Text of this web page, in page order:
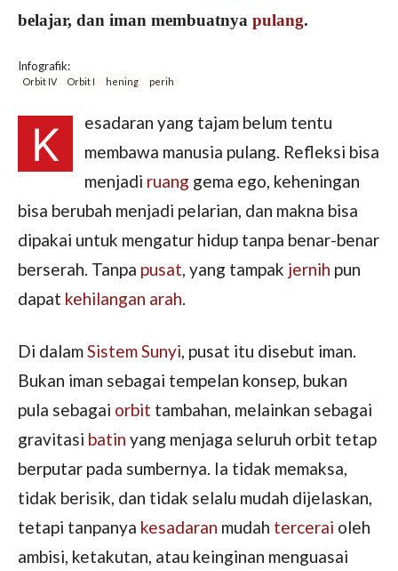
belajar, dan iman membuatnya pulang.
Infografik:
Orbit IV Orbit I hening perih
K
esadaran yang tajam belum tentu
membawa manusia pulang. Refleksi bisa
menjadi ruang gema ego, keheningan
bisa berubah menjadi pelarian, dan makna bisa
dipakai untuk mengatur hidup tanpa benar-benar
berserah. Tanpa pusat, yang tampak jernih pun
dapat kehilangan arah.
Di dalamSistem Sunyi, pusat itu disebut iman.
Bukan iman sebagai tempelan konsep, bukan
pula sebagai orbit tambahan, melainkan sebagai
gravitasi batin yang menjaga seluruh orbit tetap
berputar pada sumbernya. Ia tidak memaksa,
tidak berisik, dan tidak selalu mudah dijelaskan,
tetapi tanpanya kesadaran mudah tercerai oleh
ambisi, ketakutan, atau keinginan menguasai